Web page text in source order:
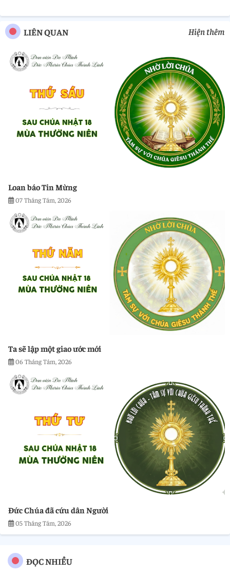
LIÊN QUAN Hiện thêm
Loan báo Tin Mừng
07 Tháng Tám, 2026
Ta sẽ lập một giao ước mới
06 Tháng Tám, 2026
Đức Chúa đã cứu dân Người
05 Tháng Tám, 2026
ĐỌC NHIỀU